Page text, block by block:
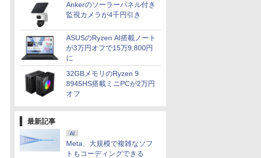
Ankerのソーラーパネル付き
監視カメラが4千円引き
ASUSのRyzen AI搭載ノート
が3万円オフで15万9,800円
に
32GBメモリのRyzen 9
8945HS搭載ミニPCが2万円
オフ
最新記事
AI
Meta、大規模で複雑なソフ
トもコーディングできる